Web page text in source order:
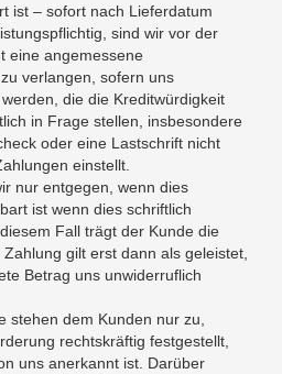
ist – sofort nach Lieferdatum
sind wir vor der
eine angemessene
verlangen, sofern uns
die die Kreditwürdigkeit
in Frage stellen, insbesondere
oder eine Lastschrift nicht
einstellt.
nur entgegen, wenn dies
ist wenn dies schriftlich
Fall trägt der Kunde die
gilt erst dann als geleistet,
Betrag uns unwiderruflich
stehen dem Kunden nur zu,
rechtskräftig festgestellt,
uns anerkannt ist. Darüber